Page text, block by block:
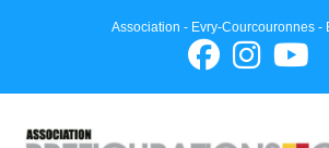
Association - Evry-Courcouronnes -